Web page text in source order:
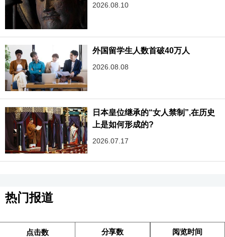
2026.08.10
外国留学生人数首破40万人
2026.08.08
日本皇位继承的“女人禁制”,在历史
上是如何形成的?
2026.07.17
热门报道
点击数 分享数 阅览时间